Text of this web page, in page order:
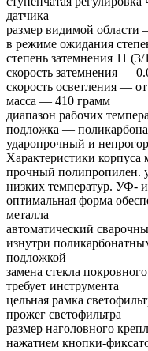
датчика
размер видимой
в режиме ожидания
степень затемнения 11
скорость затемнения —
скорость осветления —
масса — 410 грамм
диапазон рабочих
подложка —
ударопрочный и
Характеристики корпуса
прочный полипропилен.
низких температур. УФ-
оптимальная форма
металла
автоматический
изнутри
подложкой
замена стекла
требует инструмента
цельная рамка
прожег светофильтра
размер наголовного
нажатием кнопки-